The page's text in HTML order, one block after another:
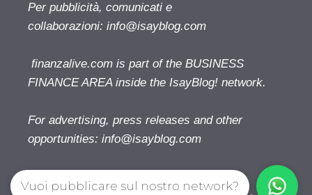
Per pubblicità, comunicati e
collaborazioni: info@isayblog.com
finanzalive.com is part of the BUSINESS
FINANCE AREA inside the IsayBlog! network.
For advertising, press releases and other
opportunities: info@isayblog.com
Vuoi pubblicare sul nostro network?